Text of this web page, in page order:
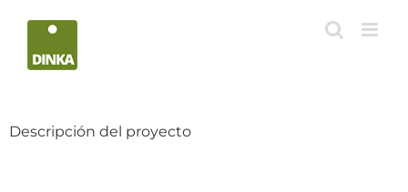
Descripción del proyecto